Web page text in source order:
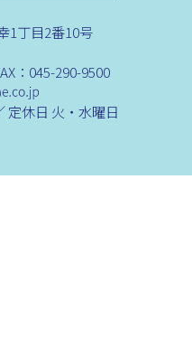
1丁目2番10号
：045-290-9500
定休日 火・水曜日